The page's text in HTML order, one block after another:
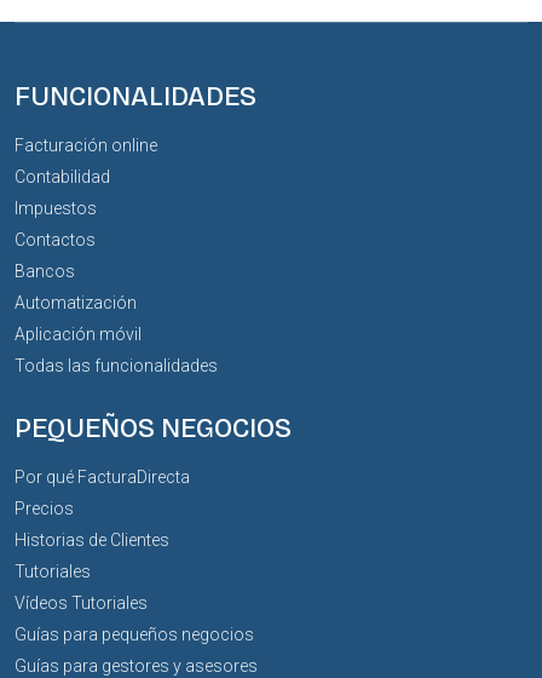
FUNCIONALIDADES
Facturación online
Contabilidad
Impuestos
Contactos
Bancos
Automatización
Aplicación móvil
Todas las funcionalidades
PEQUEÑOS NEGOCIOS
Por qué FacturaDirecta
Precios
Historias de Clientes
Tutoriales
Vídeos Tutoriales
Guías para pequeños negocios
Guías para gestores y asesores